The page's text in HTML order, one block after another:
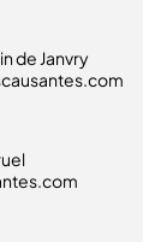
de Janvry